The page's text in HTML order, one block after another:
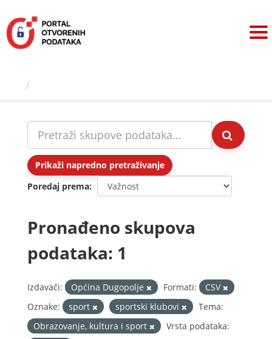
sadržaj
Prikaži napredno pretraživanje
Poredaj prema
Pronađeno skupova
podataka: 1
Izdavači: Općina Dugopolje Formati:
CSV
Oznake:
sport sportski klubovi
Tema:
Obrazovanje, kultura i sport
Vrsta podataka: